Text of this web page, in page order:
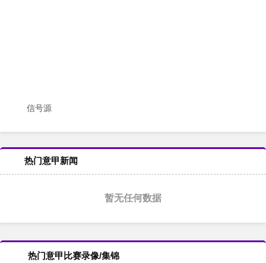
信号源
热门意甲新闻
暂无任何数据
热门意甲比赛录像/集锦